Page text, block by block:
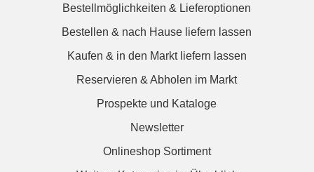
Bestellmöglichkeiten & Lieferoptionen
Bestellen & nach Hause liefern lassen
Kaufen & in den Markt liefern lassen
Reservieren & Abholen im Markt
Prospekte und Kataloge
Newsletter
Onlineshop Sortiment